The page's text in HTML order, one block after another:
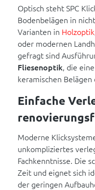
Optisch steht SPC
Bodenbelägen in
Varianten in Holzoptik
oder modernen
gefragt sind
Fliesenoptik, die
keramischen
Einfache
Moderne
unkompliziertes
Fachkenntnisse. Die
Zeit und eignet sich
der geringen